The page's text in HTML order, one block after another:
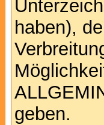
haben),
geben.